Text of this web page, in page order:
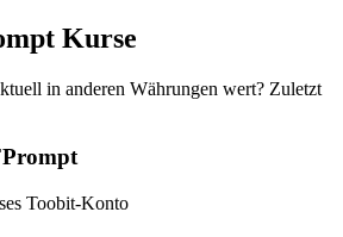
Kurse
in anderen Währungen wert? Zuletzt